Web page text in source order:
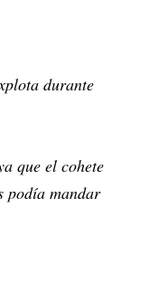
durante
que el cohete
podía mandar